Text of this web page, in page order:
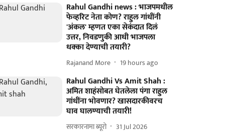
Rahul Gandhi news : भाजपमधील
फेव्हरिट नेता कोण? राहुल गांधींनी
'अंकल' म्हणत एका सेकंदात दिलं
उत्तर, निवडणुकी आधी भाजपला
धक्का देण्याची तयारी?
Rajanand More 19 hours ago
Rahul Gandhi Vs Amit Shah :
अमित शाहंसोबत घेतलेला पंगा राहुल
गांधींना भोवणार? खासदारकीवरच
घाव घालण्याची तयारी!
सरकारनामा ब्यूरो 31 Jul 2026